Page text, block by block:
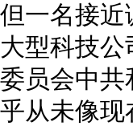
但一名接近
大型科技
委员会中共
乎从未像现